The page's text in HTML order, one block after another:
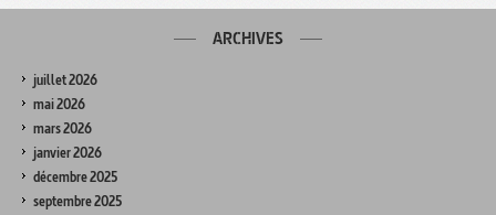
ARCHIVES
juillet 2026
mai 2026
mars 2026
janvier 2026
décembre 2025
septembre 2025